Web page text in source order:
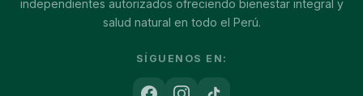
independientes autorizados ofreciendo bienestar integral y
salud natural en todo el Perú.
SÍGUENOS EN: